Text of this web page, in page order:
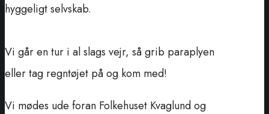
hyggeligt selvskab.
Vi går en tur i al slags vejr, så grib paraplyen
eller tag regntøjet på og kom med!
Vi mødes ude foran Folkehuset Kvaglund og